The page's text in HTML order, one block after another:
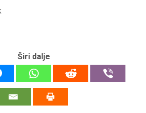
Širi dalje